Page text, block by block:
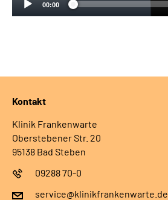
00:00
Kontakt
Klinik Frankenwarte
Oberstebener Str. 20
95138 Bad Steben
09288 70-0
service@klinikfrankenwarte.de